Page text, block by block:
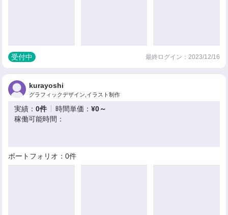
受付中 最終ログイン：2023/12/16
kurayoshi
グラフィックデザイン,イラスト制作
実績：0件 時間単価：¥0～
稼働可能時間：
ポートフォリオ：0件